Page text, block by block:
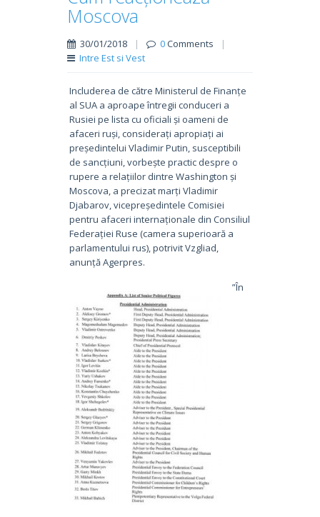
Moscova
30/01/2018 | 0Comments
|
Intre Est si Vest
Includerea de către Ministerul de Finanțe
al SUA a aproape întregii conduceri a
Rusiei pe lista cu oficiali și oameni de
afaceri ruși, considerați apropiați ai
președintelui Vladimir Putin, susceptibili
de sancțiuni, vorbește practic despre o
rupere a relațiilor dintre Washington și
Moscova, a precizat marți Vladimir
Djabarov, vicepreședintele Comisiei
pentru afaceri internaționale din Consiliul
Federației Ruse (camera superioară a
parlamentului rus), potrivit Vzgliad,
anunță Agerpres.
”În